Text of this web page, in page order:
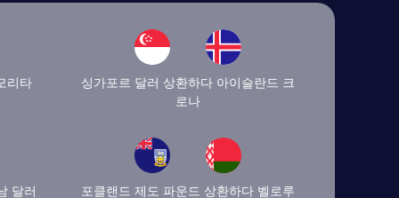
리타
싱가포르 달러 상환하다 아이슬란드 크
로나
달러 포클랜드 제도 파운드 상환하다 벨로루